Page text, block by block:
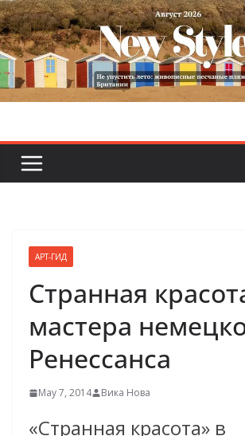
Skip
to
content
АРТ-ГИД
Странная
мастера
Ренессанса
May 7, 2014 Вика Нова
«Cтранная красота» в